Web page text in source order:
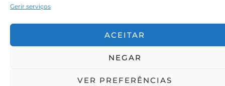
Gerir serviços
ACEITAR
NEGAR
VER PREFERÊNCIAS